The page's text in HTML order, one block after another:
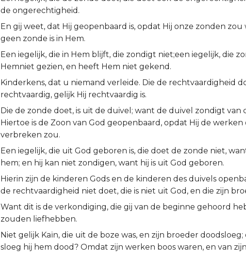
de ongerechtigheid.
En gij weet, dat Hij geopenbaard is, opdat Hij onze zonden
geen zonde is in Hem.
Een iegelijk, die in Hem blijft, die zondigt niet;een iegelijk, die
Hemniet gezien, en heeft Hem niet gekend.
Kinderkens, dat u niemand verleide. Die de rechtvaardigheid
rechtvaardig, gelijk Hij rechtvaardig is.
Die de zonde doet, is uit de duivel; want de duivel zondigt van
Hiertoe is de Zoon van God geopenbaard, opdat Hij de werken
verbreken zou.
Een iegelijk, die uit God geboren is, die doet de zonde niet,
hem; en hij kan niet zondigen, want hij is uit God geboren.
Hierin zijn de kinderen Gods en de kinderen des duivels
de rechtvaardigheid niet doet, die is niet uit God, en die zijn
Want dit is de verkondiging, die gij van de beginne gehoord
zouden liefhebben.
Niet gelijk Kaïn, die uit de boze was, en zijn broeder
sloeg hij hem dood? Omdat zijn werken boos waren, en van